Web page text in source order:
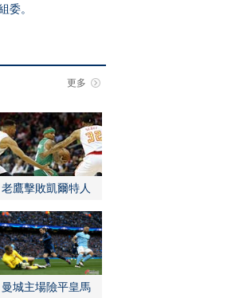
委。
更多
老鷹擊敗凱爾特人
曼城主場險平皇馬